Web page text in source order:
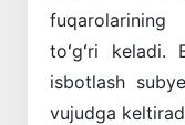
toʻgʻri
isbotlash
vujudga